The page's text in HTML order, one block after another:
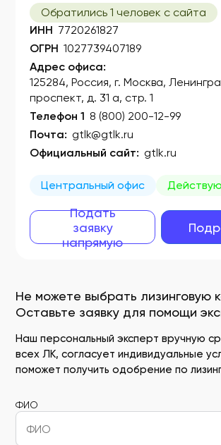
Не можете выбрать лизинговую
Оставьте заявку для помощи
Наш персональный эксперт вручную
всех ЛК, согласует индивидуальные
поможет получить одобрение по
ФИО
Обратились 1 человек с сайта
ИНН 7720261827
ОГРН 1027739407189
Адрес офиса:
125284, Россия, г. Москва,
проспект, д. 31 а, стр. 1
Телефон 1 8 (800) 200-12-99
Почта: gtlk@gtlk.ru
Официальный сайт: gtlk.ru
Центральный офис
Подать
заявку
напрямую